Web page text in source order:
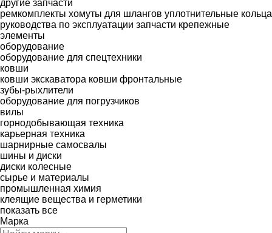
другие запчасти
ремкомплекты хомуты для шлангов уплотнительные кольца
руководства по эксплуатации запчасти крепежные
элементы
оборудование
оборудование для спецтехники
ковши
ковши экскаватора ковши фронтальные
зубы-рыхлители
оборудование для погрузчиков
вилы
горнодобывающая техника
карьерная техника
шарнирные самосвалы
шины и диски
диски колесные
сырье и материалы
промышленная химия
клеящие вещества и герметики
показать все
Марка